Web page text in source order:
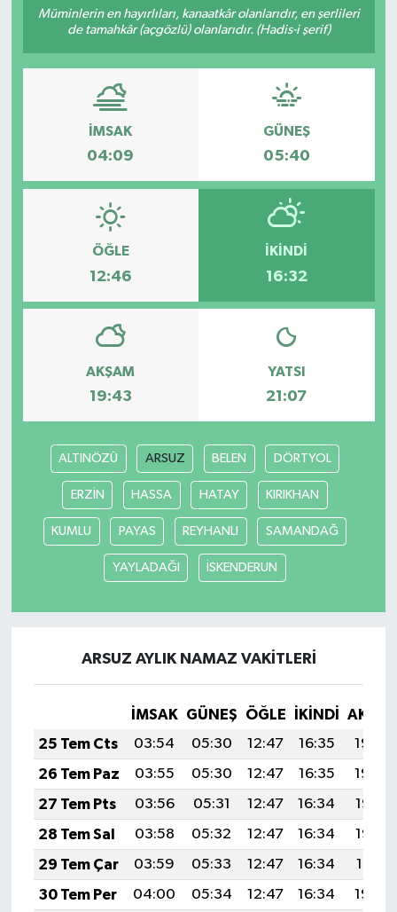
Müminlerin en hayırlıları, kanaatkâr olanlarıdır, en şerlileri
de tamahkâr (açgözlü) olanlarıdır. (Hadis-i şerif)
İMSAK
04:09
GÜNEŞ
05:40
ÖĞLE
12:46
İKINDI
16:32
AKŞAM
19:43
YATSI
21:07
ALTINÖZÜ ARSUZ BELEN DÖRTYOL
ERZİN HASSA HATAY KIRIKHAN
KUMLU PAYAS REYHANLI SAMANDAĞ
YAYLADAĞI İSKENDERUN
ARSUZ AYLIK NAMAZ VAKITLERI
İMSAK GÜNEŞ ÖĞLE İKINDI
25 Tem Cts
03:54 05:30 12:47 16:35
19:54
26 Tem Paz
03:55 05:30 12:47 16:35
19:54
27 Tem Pts
03:56 05:31 12:47 16:34
19:53
28 Tem Sal
03:58 05:32 12:47 16:34
19:52
29 Tem Çar
03:59 05:33 12:47 16:34
19:51
30 Tem Per
04:00 05:34 12:47 16:34
19:50